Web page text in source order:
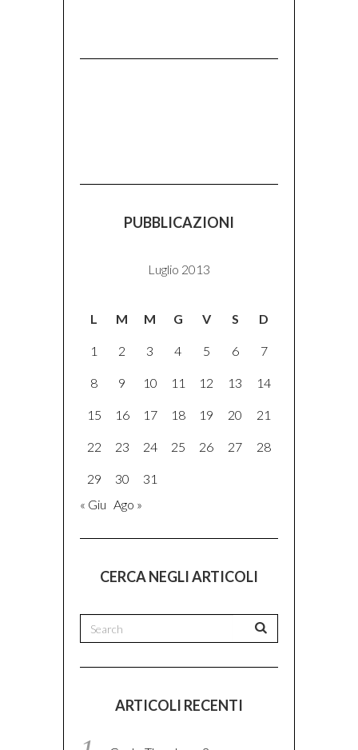
PUBBLICAZIONI
Luglio 2013
L M M G V S D
1 2 3 4 5 6 7
8 9 10 11 12 13 14
15 16 17 18 19 20 21
22 23 24 25 26 27 28
29 30
31
« Giu Ago »
CERCA NEGLI ARTICOLI
ARTICOLI RECENTI